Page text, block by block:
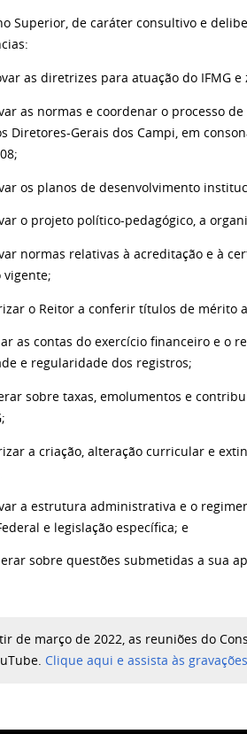
Superior, de caráter consultivo e
as diretrizes para atuação do IFMG
as normas e coordenar o processo
Diretores-Gerais dos Campi, em
os planos de desenvolvimento
o projeto político-pedagógico, a
normas relativas à acreditação e à
vigente;
o Reitor a conferir títulos de mérito
as contas do exercício financeiro e o
e regularidade dos registros;
sobre taxas, emolumentos e
a criação, alteração curricular e
a estrutura administrativa e o
e legislação específica; e
sobre questões submetidas a sua
de março de 2022, as reuniões do
Clique aqui e assista às gravações